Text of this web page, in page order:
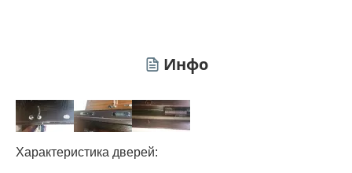
Инфо
Характеристика дверей: